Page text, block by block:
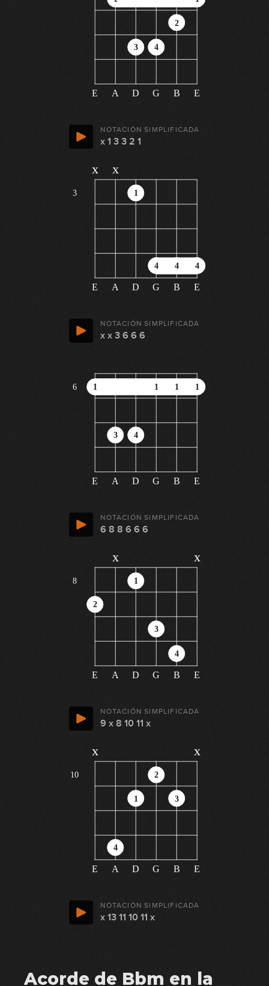
E A D G B E
3 4
2
NOTACIÓN SIMPLIFICADA
x 1 3 3 2 1
3
E A D G B E
4 4 4
x x
1
NOTACIÓN SIMPLIFICADA
x x 3 6 6 6
6
E A D G B E
1 1 1 1
3 4
NOTACIÓN SIMPLIFICADA
6 8 8 6 6 6
8
E A D G B E
2
x
1
3
4
x
NOTACIÓN SIMPLIFICADA
9 x 8 10 11 x
10
E A D G B E
x
4
1
2
3
x
NOTACIÓN SIMPLIFICADA
x 13 11 10 11 x
Acorde de Bbm en la